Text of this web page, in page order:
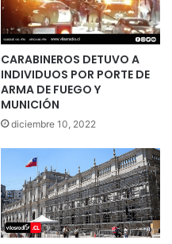
CARABINEROS DETUVO A
INDIVIDUOS POR PORTE DE
ARMA DE FUEGO Y
MUNICIÓN
diciembre 10, 2022